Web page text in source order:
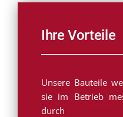
Ihre Vorteile
Unsere Bauteile
sie im Betrieb
durch